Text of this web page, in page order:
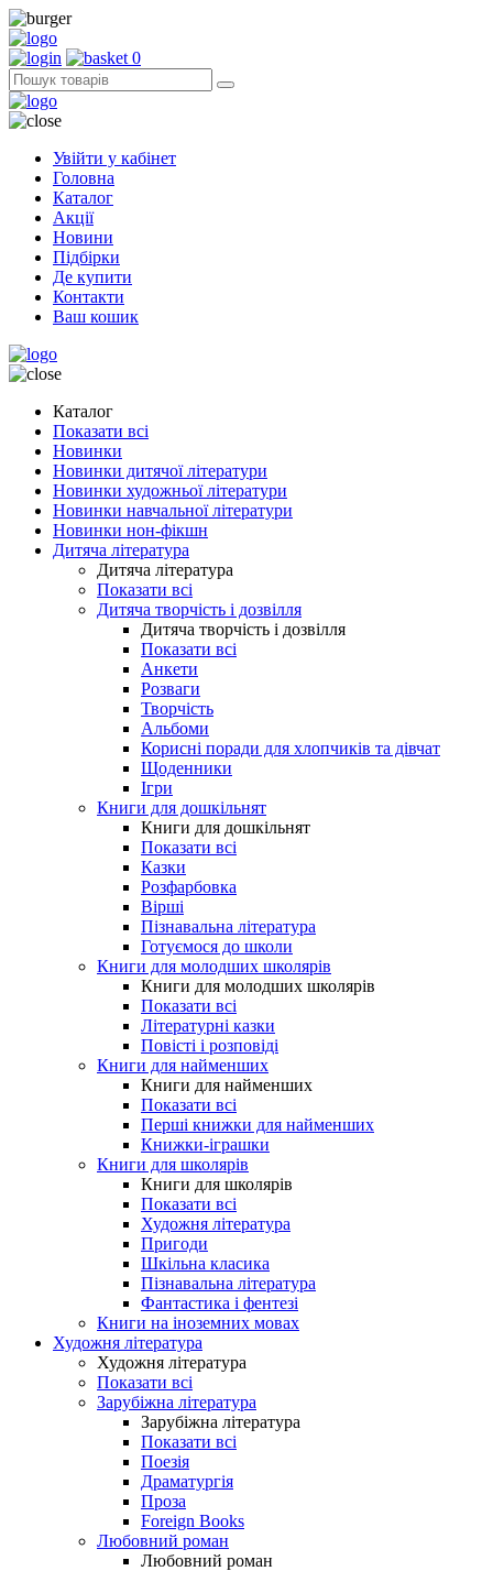
0
Увійти у кабінет
Головна
Каталог
Акції
Новини
Підбірки
Де купити
Контакти
Ваш кошик
Каталог
Показати всі
Новинки
Новинки дитячої літератури
Новинки художньої літератури
Новинки навчальної літератури
Новинки нон-фікшн
Дитяча література
Дитяча література
Показати всі
Дитяча творчість і дозвілля
Дитяча творчість і дозвілля
Показати всі
Анкети
Розваги
Творчість
Альбоми
Корисні поради для хлопчиків та дівчат
Щоденники
Ігри
Книги для дошкільнят
Книги для дошкільнят
Показати всі
Казки
Розфарбовка
Вірші
Пізнавальна література
Готуємося до школи
Книги для молодших школярів
Книги для молодших школярів
Показати всі
Літературні казки
Повісті і розповіді
Книги для найменших
Книги для найменших
Показати всі
Перші книжки для найменших
Книжки-іграшки
Книги для школярів
Книги для школярів
Показати всі
Художня література
Пригоди
Шкільна класика
Пізнавальна література
Фантастика і фентезі
Книги на іноземних мовах
Художня література
Художня література
Показати всі
Зарубіжна література
Зарубіжна література
Показати всі
Поезія
Драматургія
Проза
Foreign Books
Любовний роман
Любовний роман